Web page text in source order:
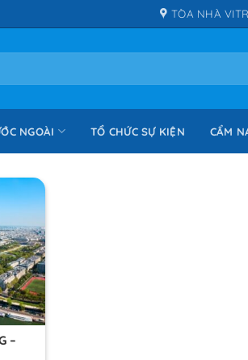
TÒA NHÀ
NGOÀI TỔ CHỨC SỰ KIỆN CẨM
–